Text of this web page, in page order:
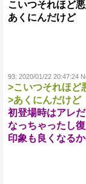
こいつそれほど
あくにんだけど
93: 2020/01/22 20:47:24
>こいつそれほど
>あくにんだけど
初登場時はアレ
なっちゃったし
印象も良くなる